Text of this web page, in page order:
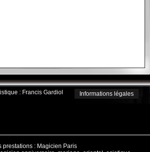
: Francis Gardiol Informations légales
prestations : Magicien Paris